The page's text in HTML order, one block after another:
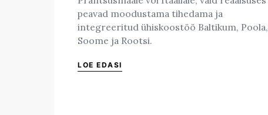
peavad moodustama tihedama ja
integreeritud ühiskoostöö Baltikum, Poola,
Soome ja Rootsi.
LOE EDASI